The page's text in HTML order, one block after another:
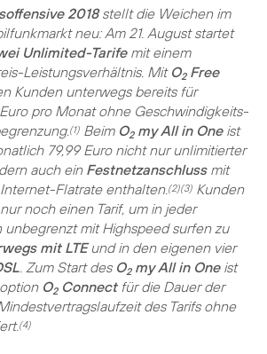
2018stellt die Weichen im
neu: Am 21. August startet
Unlimited-Tarifemit einem
Leistungsverhältnis. Mit O2Free
Kunden unterwegs bereits für
pro Monat ohne Geschwindigkeits-
(1) Beim O2my All in Oneist
79,99 Euro nicht nur unlimitierter
auch ein Festnetzanschlussmit
Flatrate enthalten. (2)(3) Kunden
noch einen Tarif, um in jeder
unbegrenzt mit Highspeed surfen zu
mit LTEund in den eigenen vier
. Zum Start des O2my All in Oneist
O2Connectfür die Dauer der
des Tarifs ohne
(4)